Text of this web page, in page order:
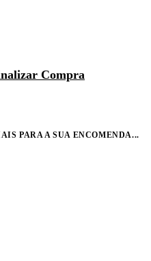
Compra
PARA A SUA ENCOMENDA...